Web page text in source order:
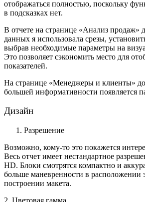
отображаться полностью, поскольку
в подсказках нет.
В отчете на странице «Анализ продаж»
данных я использовала срезы,
выбрав необходимые параметры на
Это позволяет сэкономить место для
показателей.
На странице «Менеджеры и клиенты»
большей информативности появляется
Дизайн
Разрешение
Возможно, кому-то это покажется
Весь отчет имеет нестандартное
HD. Блоки смотрятся компактно и
больше маневренности в расположении
построении макета.
2. Цветовая гамма